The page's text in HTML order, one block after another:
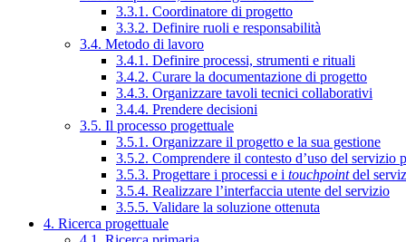
3.3.1. Coordinatore di progetto
3.3.2. Definire ruoli e responsabilità
3.4. Metodo di lavoro
3.4.1. Definire processi, strumenti e rituali
3.4.2. Curare la documentazione di progetto
3.4.3. Organizzare tavoli tecnici collaborativi
3.4.4. Prendere decisioni
3.5. Il processo progettuale
3.5.1. Organizzare il progetto e la sua gestione
3.5.2. Comprendere il contesto d’uso del servizio
3.5.3. Progettare i processi e i touchpointdel
3.5.4. Realizzare l’interfaccia utente del servizio
3.5.5. Validare la soluzione ottenuta
4. Ricerca progettuale